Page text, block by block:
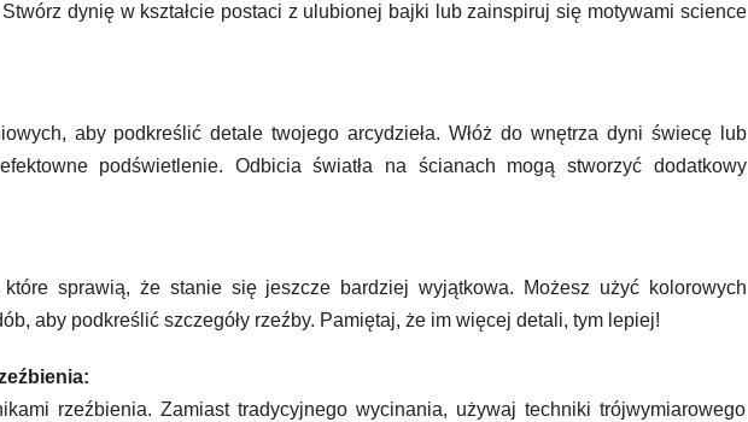
dynię w kształcie postaci z ulubionej bajki lub zainspiruj się motywami science
aby podkreślić detale twojego arcydzieła. Włóż do wnętrza dyni świecę lub
podświetlenie. Odbicia światła na ścianach mogą stworzyć dodatkowy
sprawią, że stanie się jeszcze bardziej wyjątkowa. Możesz użyć kolorowych
aby podkreślić szczegóły rzeźby. Pamiętaj, że im więcej detali, tym lepiej!
rzeźbienia. Zamiast tradycyjnego wycinania, używaj techniki trójwymiarowego